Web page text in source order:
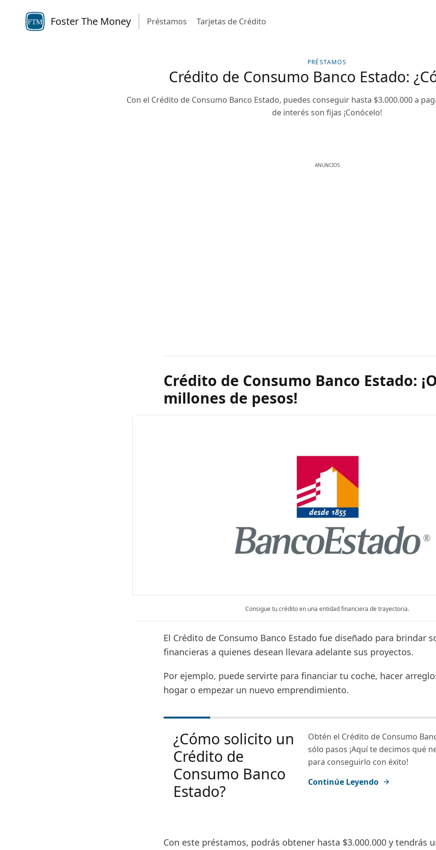
FTM Foster The Money Préstamos Tarjetas de Crédito
PRÉSTAMOS
Crédito de Consumo Banco Estado:
Con el Crédito de Consumo Banco Estado, puedes conseguir hasta $3.000.000 a
de interés son fijas ¡Conócelo!
ANUNCIOS
Crédito de Consumo Banco Estado:
millones de pesos!
Consigue tu crédito en una entidad financiera de trayectoria.
El Crédito de Consumo Banco Estado fue diseñado para brindar
financieras a quienes desean llevara adelante sus proyectos.
Por ejemplo, puede servirte para financiar tu coche, hacer
hogar o empezar un nuevo emprendimiento.
¿Cómo solicito un
Crédito de
Consumo Banco
Estado?
Obtén el Crédito de Consumo
sólo pasos ¡Aquí te decimos qué
para conseguirlo con éxito!
Continúe Leyendo
Con este préstamos, podrás obtener hasta $3.000.000 y tendrás